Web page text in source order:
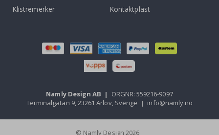
Klistremerker
Kontaktplast
Namly Design AB |
ORGNR: 559216-9097
Terminalgatan 9, 23261 Arlöv, Sverige | info@namly.no
© Namly Design 2026